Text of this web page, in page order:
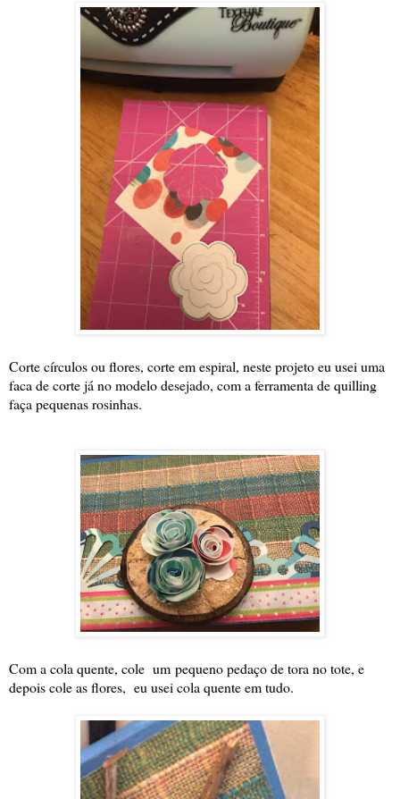
Corte círculos ou flores, corte em espiral, neste projeto eu usei uma
faca de corte já no modelo desejado, com a ferramenta de quilling
faça pequenas rosinhas.
Com a cola quente, cole um pequeno pedaço de tora no tote, e
depois cole as flores, eu usei cola quente em tudo.